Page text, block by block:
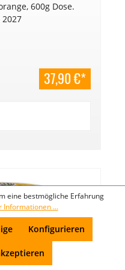
600g Dose.
37,90 €*
eine bestmögliche Erfahrung
Informationen ...
Konfigurieren